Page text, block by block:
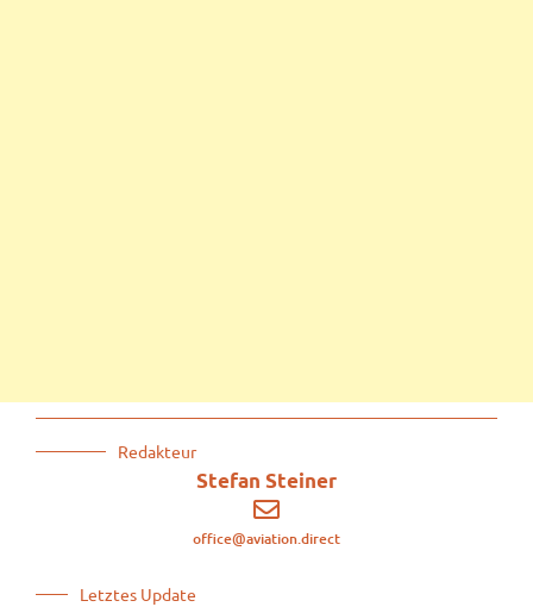
Redakteur
Stefan Steiner
office@aviation.direct
Letztes Update